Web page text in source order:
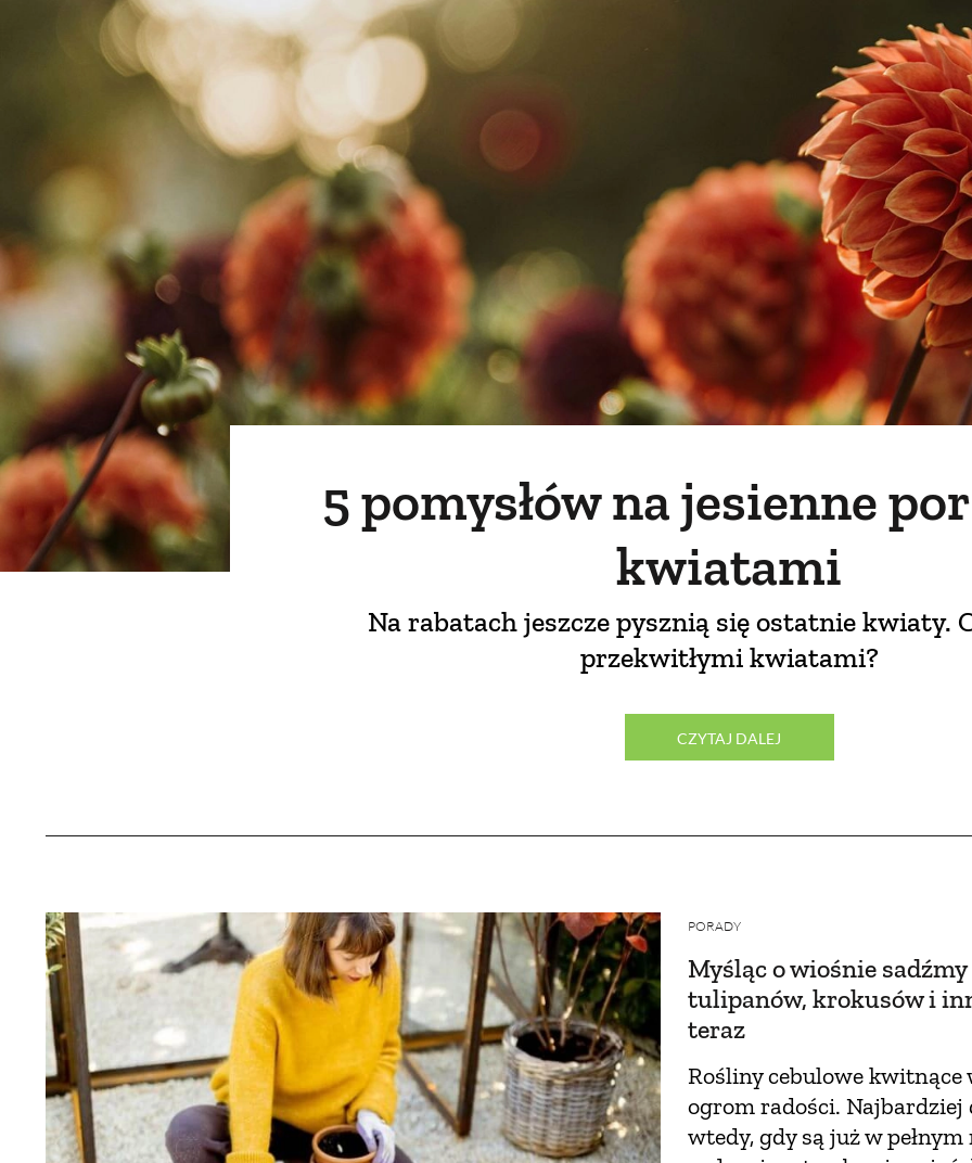
5 pomysłów na jesienne
kwiatami
Na rabatach jeszcze pysznią się ostatnie kwiaty.
przekwitłymi kwiatami?
CZYTAJ DALEJ
PORADY
Myśląc o wiośnie
tulipanów, krokusów i
teraz
Rośliny cebulowe
ogrom radości. Najbardziej
wtedy, gdy są już w